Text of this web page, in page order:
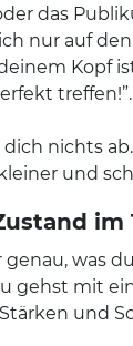
das
nur auf
Kopf
treffen!”.
nichts
und
im
was
gehst mit
und